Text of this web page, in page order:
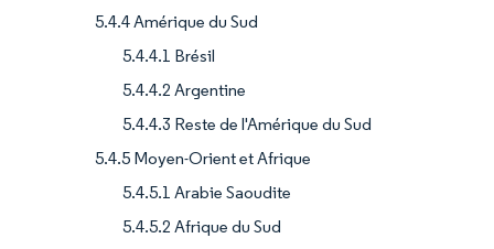
5.4.4 Amérique du Sud
5.4.4.1 Brésil
5.4.4.2 Argentine
5.4.4.3 Reste de l'Amérique du Sud
5.4.5 Moyen-Orient et Afrique
5.4.5.1 Arabie Saoudite
5.4.5.2 Afrique du Sud